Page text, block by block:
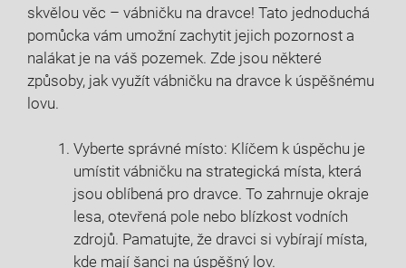
skvělou věc – vábničku na dravce! Tato jednoduchá
pomůcka vám umožní zachytit jejich pozornost a
nalákat je na váš pozemek. Zde jsou některé
způsoby, jak využít vábničku na dravce k úspěšnému
lovu.
Vyberte správné místo: Klíčem k úspěchu je
umístit vábničku na strategická místa, která
jsou oblíbená pro dravce. To zahrnuje okraje
lesa, otevřená pole nebo blízkost vodních
zdrojů. Pamatujte, že dravci si vybírají místa,
kde mají šanci na úspěšný lov.